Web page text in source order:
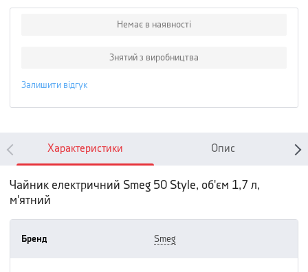
Немає в наявності
Знятий з виробництва
Залишити відгук
Характеристики Опис
Чайник електричний Smeg 50 Style, об'єм 1,7 л,
м'ятний
Бренд smeg